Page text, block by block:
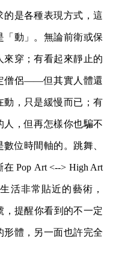
是各種表現方式，這
「動」。無論前衛或保
穿；有看起來靜止的
僧侶——但其實人體還
動，只是緩慢而已；有
，但再怎樣你也騙不
位時間軸的。跳舞、
Pop Art <--> High Art
活非常貼近的藝術，
，提醒你看到的不一定
形體，另一面也許完全